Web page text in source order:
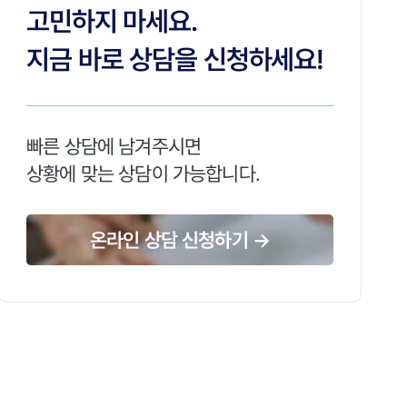
고민하지 마세요.
지금 바로 상담을 신청하세요!
빠른 상담에 남겨주시면
상황에 맞는 상담이 가능합니다.
온라인 상담 신청하기 →